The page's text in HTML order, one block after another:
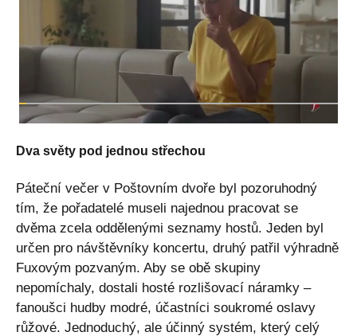
Dva světy pod jednou střechou
Páteční večer v Poštovním dvoře byl pozoruhodný
tím, že pořadatelé museli najednou pracovat se
dvěma zcela oddělenými seznamy hostů. Jeden byl
určen pro návštěvníky koncertu, druhý patřil výhradně
Fuxovým pozvaným. Aby se obě skupiny
nepomíchaly, dostali hosté rozlišovací náramky –
fanoušci hudby modré, účastníci soukromé oslavy
růžové. Jednoduchý, ale účinný systém, který celý